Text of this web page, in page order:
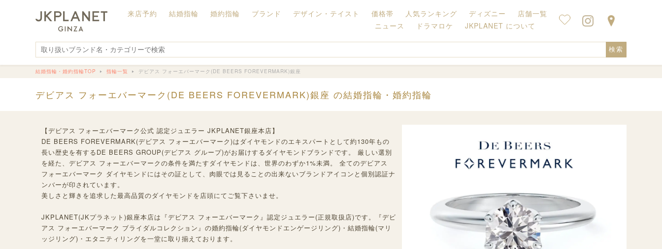
来店予約 結婚指輪 婚約指輪 ブランド デザイン・テイスト 価格帯 人気ランキング ディズニー
店舗一覧
ニュース
ドラマロケ JKPLANET について
検索
結婚指輪・婚約指輪TOP 指輪一覧 デビアス フォーエバーマーク(DE BEERS FOREVERMARK)銀座
デビアス フォーエバーマーク(DE BEERS FOREVERMARK)銀座 の結婚指輪・婚約指輪
【デビアス フォーエバーマーク公式 認定ジュエラー JKPLANET銀座本店】
DE BEERS FOREVERMARK(デビアス フォーエバーマーク)はダイヤモンドのエキスパートとして約130年もの
長い歴史を有するDE BEERS GROUP(デビアス グループ)がお届けするダイヤモンドブランドです。 厳しい選別
を経た、デビアス フォーエバーマークの条件を満たすダイヤモンドは、世界のわずか1%未満。 全てのデビアス
フォーエバーマーク ダイヤモンドにはその証として、肉眼では見ることの出来ないブランドアイコンと個別認証ナ
ンバーが印されています。
美しさと輝きを追求した最高品質のダイヤモンドを店頭にてご覧下さいませ。
JKPLANET(JKプラネット)銀座本店は『デビアス フォーエバーマーク』認定ジュエラー(正規取扱店)です。『デビ
アス フォーエバーマーク ブライダルコレクション』の婚約指輪(ダイヤモンドエンゲージリング)・結婚指輪(マリ
ッジリング)・エタニティリングを一堂に取り揃えております。